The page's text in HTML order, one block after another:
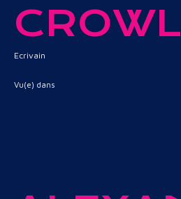
Ecrivain
Vu(e) dans